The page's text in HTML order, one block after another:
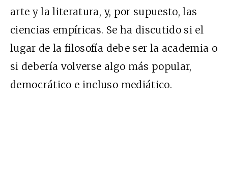
arte y la literatura, y, por supuesto, las
ciencias empíricas. Se ha discutido si el
lugar de la filosofía debe ser la academia o
si debería volverse algo más popular,
democrático e incluso mediático.